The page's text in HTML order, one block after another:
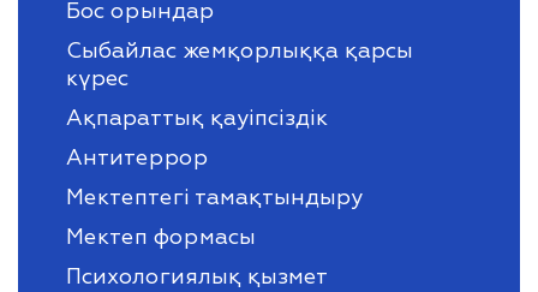
Бос орындар
Сыбайлас жемқорлыққа қарсы
күрес
Ақпараттық қауіпсіздік
Антитеррор
Мектептегі тамақтындыру
Мектеп формасы
Психологиялық қызмет